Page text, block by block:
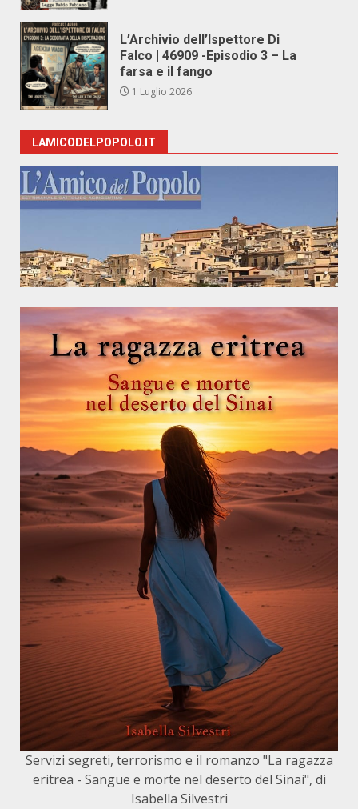
L’Archivio dell’Ispettore Di
Falco | 46909 -Episodio 3 – La
farsa e il fango
1 Luglio 2026
LAMICODELPOPOLO.IT
Servizi segreti, terrorismo e il romanzo "La ragazza
eritrea - Sangue e morte nel deserto del Sinai", di
Isabella Silvestri